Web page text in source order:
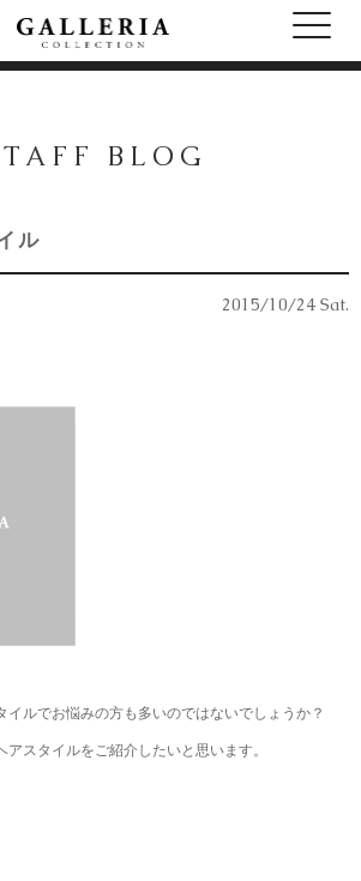
TAFF BLOG
ル
2015/10/24 Sat.
イルでお悩みの方も多いのではないでしょうか？
スタイルをご紹介したいと思います。